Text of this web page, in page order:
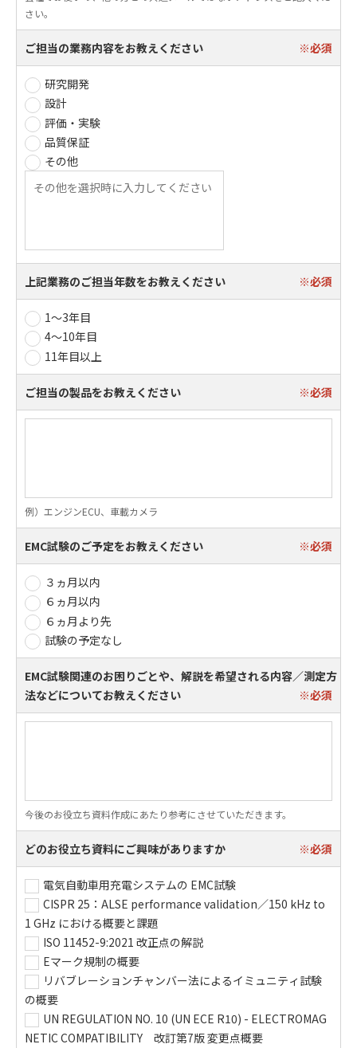
さい。
ご担当の業務内容をお教えください
研究開発
設計
評価・実験
品質保証
その他
上記業務のご担当年数をお教えください
1～3年目
4～10年目
11年目以上
ご担当の製品をお教えください
例）エンジンECU、車載カメラ
EMC試験のご予定をお教えください
３ヵ月以内
６ヵ月以内
６ヵ月より先
試験の予定なし
EMC試験関連のお困りごとや、解説を希望される内容／測定方
法などについてお教えください
今後のお役立ち資料作成にあたり参考にさせていただきます。
どのお役立ち資料にご興味がありますか
電気自動車用充電システムの EMC試験
CISPR 25：ALSE performance validation／150 kHz to
1 GHz における概要と課題
ISO 11452-9:2021 改正点の解説
Eマーク規制の概要
リバブレーションチャンバー法によるイミュニティ試験
の概要
UN REGULATION NO. 10 (UN ECE R10) - ELECTROMAG
NETIC COMPATIBILITY 改訂第7版 変更点概要